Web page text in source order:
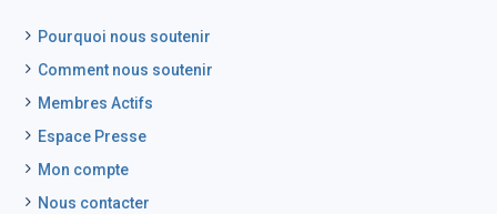
Pourquoi nous soutenir
Comment nous soutenir
Membres Actifs
Espace Presse
Mon compte
Nous contacter